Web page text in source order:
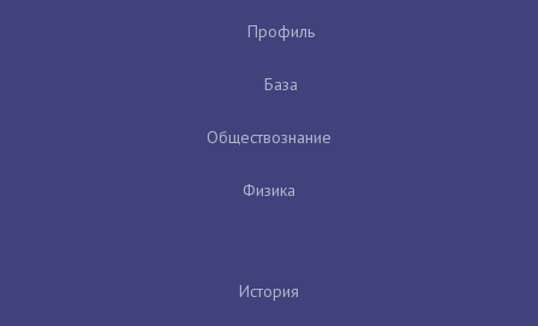
Профиль
База
Обществознание
Физика
История